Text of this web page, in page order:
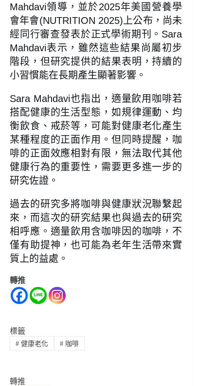
Mahdavi領導，並於2025年美國營養學
會年會(NUTRITION 2025)上公布，尚未
經同行審查發表於正式學術期刊。Sara
Mahdavi表示，雖然這些結果尚屬初步
階段，但研究提供的結果表明，持續的
小習慣能在長期產生顯著影響。
Sara Mahdavi也指出，適量飲用咖啡若
搭配健康的生活型態，如規律運動、均
衡飲食、戒菸等，可能對健康老化產生
某種程度的正面作用。但同時提醒，咖
啡的正面效應相對有限，無法取代其他
健康行為的重要性，需要更多進一步的
研究佐證。
過去的研究多將咖啡與健康狀況聯繫起
來，而這次的研究結果也與過去的研究
相呼應。適量飲用含咖啡因的咖啡，不
僅有助提神，也可能為老年生活帶來實
質上的益處。
轉推
標籤
#健康老化 #咖啡
轉推